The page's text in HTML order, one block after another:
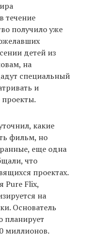
течение
получило уже
детей из
на
специальный
и
какие
фильм, но
еще одна
что
проектах.
Pure Flix,
на
Основатель
планирует
миллионов.